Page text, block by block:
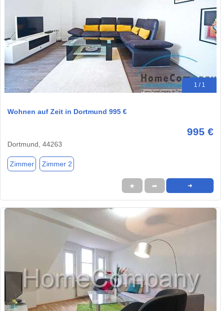
1 / 1
Wohnen auf Zeit in Dortmund 995 €
995 €
Dortmund, 44263
Zimmer Zimmer 2
★ ➦ ➜